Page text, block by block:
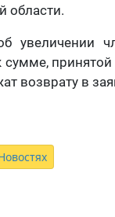
области.
увеличении
возврату в